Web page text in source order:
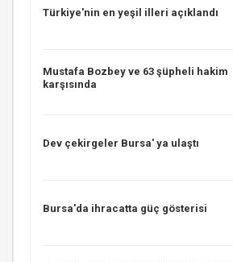
Türkiye'nin en yeşil illeri açıklandı
Mustafa Bozbey ve 63 şüpheli hakim
karşısında
Dev çekirgeler Bursa' ya ulaştı
Bursa'da ihracatta güç gösterisi